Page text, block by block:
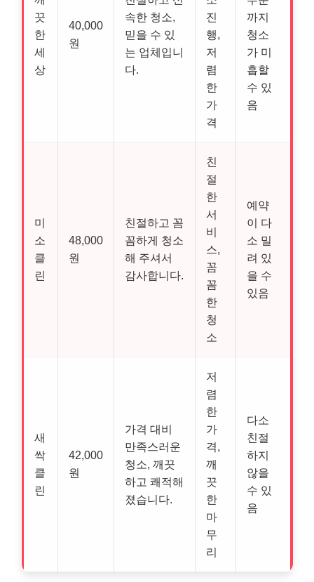
끗
한
세
상
40,000
원
속한 청소,
믿을 수 있
는 업체입니
다.
진
행,
저
렴
한
가
격
까지
청소
가 미
흡할
수 있
음
미
소
클
린
48,000
원
친절하고 꼼
꼼하게 청소
해 주셔서
감사합니다.
친
절
한
서
비
스,
꼼
꼼
한
청
소
예약
이 다
소 밀
려 있
을 수
있음
새
싹
클
린
42,000
원
가격 대비
만족스러운
청소, 깨끗
하고 쾌적해
졌습니다.
저
렴
한
가
격,
깨
끗
한
마
무
리
다소
친절
하지
않을
수 있
음